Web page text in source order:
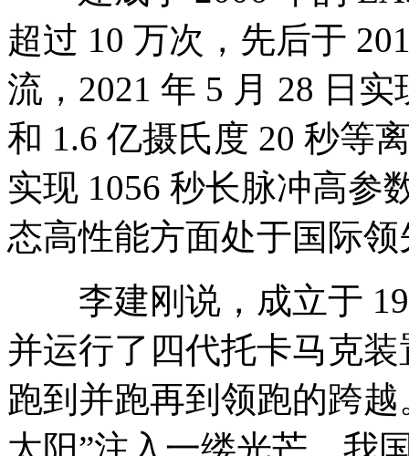
超过 10 万次，先后于
流，2021 年 5 月 28 日
和 1.6 亿摄氏度 20 秒等
实现 1056 秒长脉冲高参
态高性能方面处于国际领
李建刚说，成立于
并运行了四代托卡马克
跑到并跑再到领跑的跨
太阳”注入一缕光芒，我